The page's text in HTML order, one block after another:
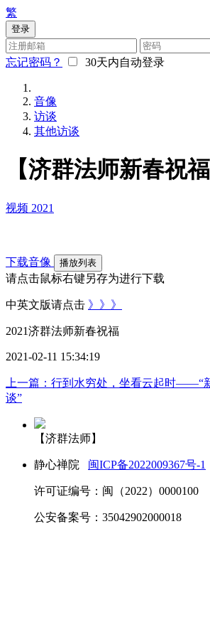
繁
登录
忘记密码？ 30天内自动登录
音像
访谈
其他访谈
【济群法师新春祝福
视频 2021
下载音像 播放列表
请点击鼠标右键另存为进行下载
中英文版请点击 》》》
2021济群法师新春祝福
2021-02-11 15:34:19
上一篇：行到水穷处，坐看云起时——“
谈”
【济群法师】
静心禅院 闽ICP备2022009367号-1
许可证编号：闽（2022）0000100
公安备案号：35042902000018